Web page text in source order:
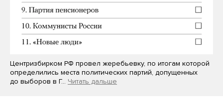
Центризбирком РФ провел жеребьевку, по итогам которой
определились места политических партий, допущенных
до выборов в Г… Читать дальше